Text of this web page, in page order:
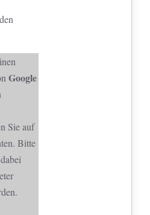
Google
Sie auf
Bitte